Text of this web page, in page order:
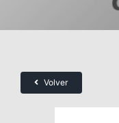
Volver